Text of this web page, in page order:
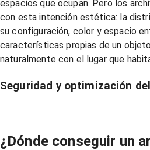
espacios que ocupan. Pero los
con esta intención estética: la
su configuración, color y espacio
características propias de un
naturalmente con el lugar que
Seguridad y optimización
¿Dónde conseguir un